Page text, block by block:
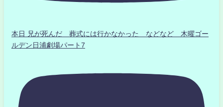
本日 兄が死んだ 葬式には行かなかった などなど 木曜ゴー
ルデン日浦劇場パート7